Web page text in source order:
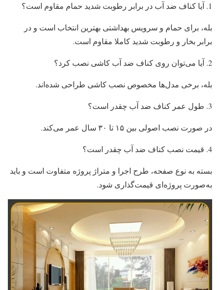
آیا کناف ضد آب در برابر رطوبت شدید حمام مقاوم است؟
بله، برای حمام و سرویس بهداشتی بهترین انتخاب است و در
برابر بخار و رطوبت شدید کاملا مقاوم است.
آیا می‌توان روی کناف ضد آب کاشی نصب کرد؟
بله، برخی مدل‌ها مخصوص نصب کاشی طراحی شده‌اند.
طول عمر کناف ضد آب چقدر است؟
در صورت نصب اصولی بین ۱۵ تا ۳۰ سال عمر می‌کند.
قیمت نصب کناف ضد آب چقدر است؟
بسته به نوع صفحه، طرح اجرا و متراژ پروژه متفاوت است و باید
به‌صورت پروژه‌ای قیمت‌گذاری شود.